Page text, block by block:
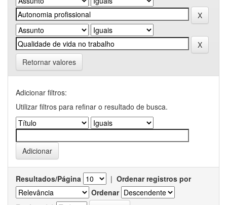
Retornar valores
Adicionar filtros:
Utilizar filtros para refinar o resultado de busca.
Resultados/Página | Ordenar registros por
Ordenar